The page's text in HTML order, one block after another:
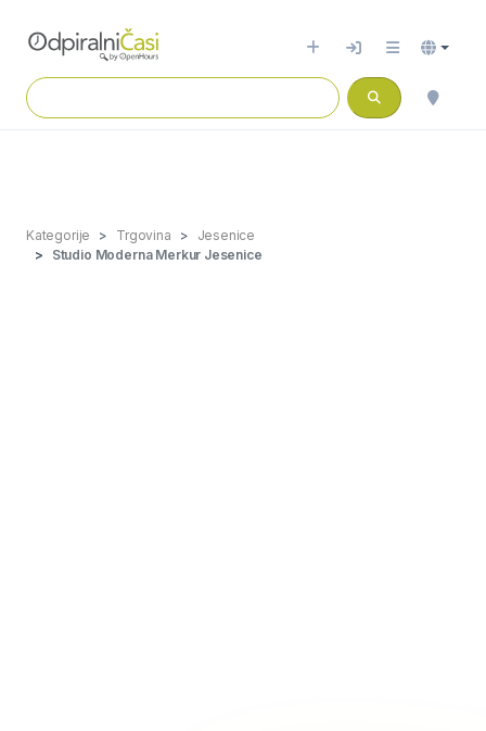
Kategorije Trgovina
Jesenice
Studio Moderna Merkur Jesenice